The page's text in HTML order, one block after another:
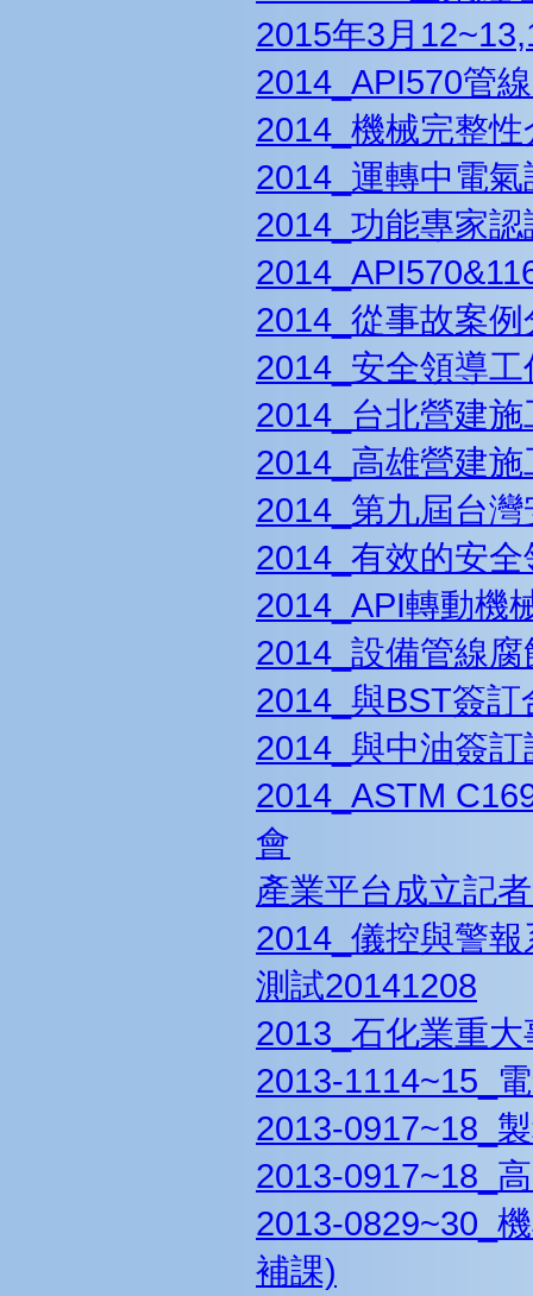
2015年3月
2014_API570管
2014_機械完整
2014_運轉中電
2014_功能專家
2014_從事故案
2014_安全領導
2014_台北營建
2014_高雄營建
2014_第九屆台
2014_有效的安
2014_API轉動機
2014_設備管線
2014_與BST簽訂
2014_與中油簽
2014_ASTM
會
產業平台成立記
2014_儀控與警
測試20141208
2013_石化業重
2013-1114~15_
2013-0917~18_
2013-0917~18_
2013-0829~30_
補課)